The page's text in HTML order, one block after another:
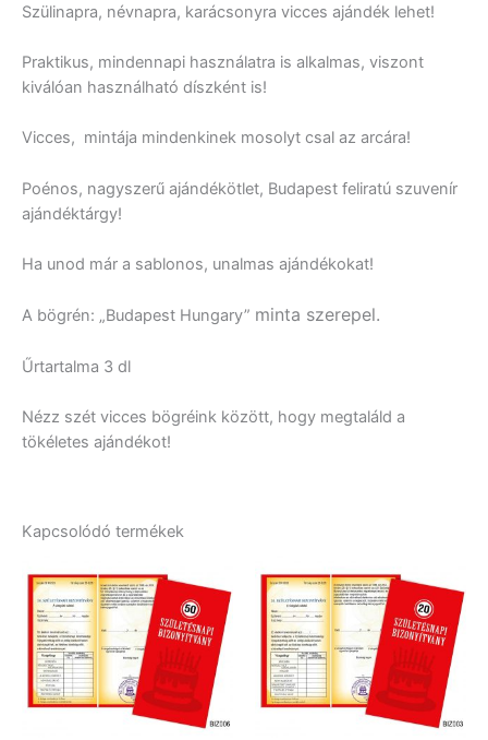
Szülinapra, névnapra, karácsonyra vicces ajándék lehet!
Praktikus, mindennapi használatra is alkalmas, viszont
kiválóan használható díszként is!
Vicces, mintája mindenkinek mosolyt csal az arcára!
Poénos, nagyszerű ajándékötlet, Budapest feliratú szuvenír
ajándéktárgy!
Ha unod már a sablonos, unalmas ajándékokat!
A bögrén: „Budapest Hungary” minta szerepel.
Űrtartalma 3 dl
Nézz szét vicces bögréink között, hogy megtaláld a
tökéletes ajándékot!
Kapcsolódó termékek